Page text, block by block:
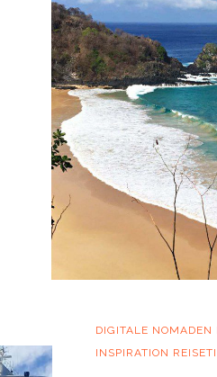
DIGITALE NOMADEN
INSPIRATION